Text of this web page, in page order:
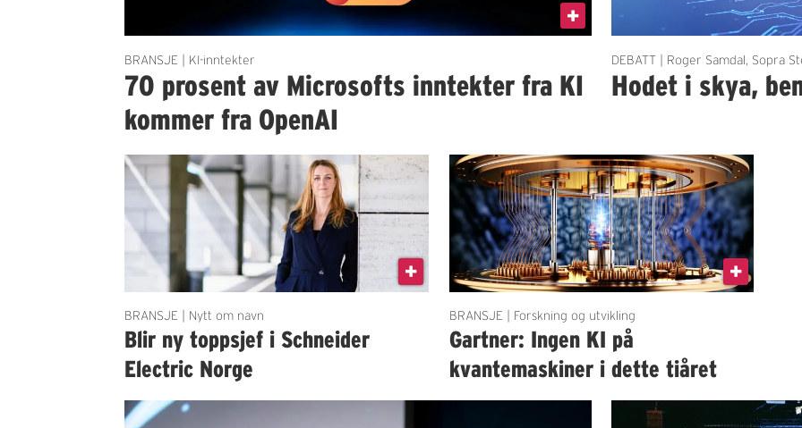
BRANSJE | KI-inntekter
70 prosent av Microsofts inntekter fra KI
kommer fra OpenAI
DEBATT | Roger Samdal, Sopra
Hodet i skya,
BRANSJE | Nytt om navn
Blir ny toppsjef i Schneider
Electric Norge
BRANSJE | Forskning og utvikling
Gartner: Ingen KI på
kvantemaskiner i dette tiåret